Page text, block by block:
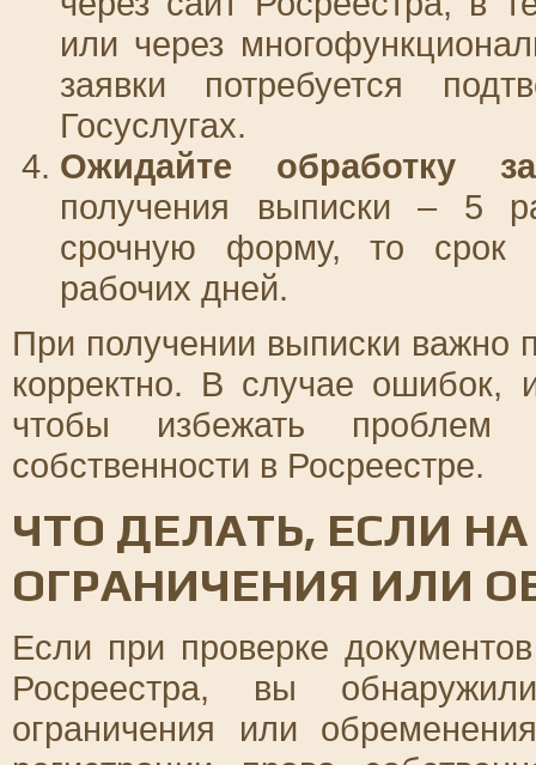
или через
заявки потребуется
Госуслугах.
Ожидайте обработку
получения выписки – 5
срочную форму, то срок
рабочих дней.
При получении выписки важно
корректно. В случае ошибок,
чтобы избежать проблем
собственности в Росреестре.
ЧТО ДЕЛАТЬ, ЕСЛИ
ОГРАНИЧЕНИЯ ИЛИ
Если при проверке
Росреестра, вы
ограничения или